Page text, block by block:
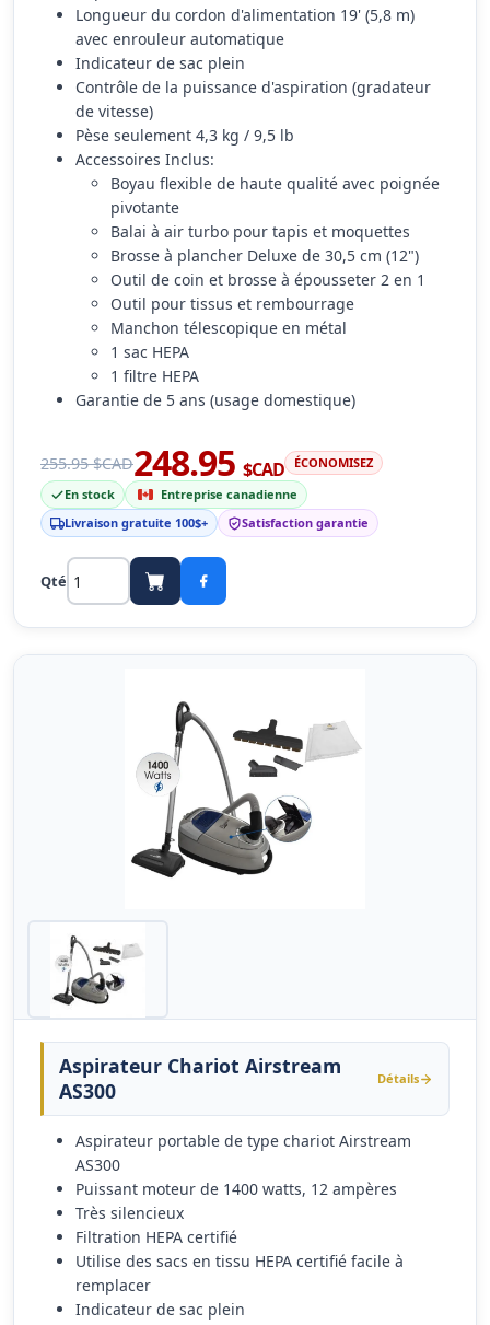
Longueur du cordon d'alimentation 19' (5,8 m)
avec enrouleur automatique
Indicateur de sac plein
Contrôle de la puissance d'aspiration (gradateur
de vitesse)
Pèse seulement 4,3 kg / 9,5 lb
Accessoires Inclus:
Boyau flexible de haute qualité avec poignée
pivotante
Balai à air turbo pour tapis et moquettes
Brosse à plancher Deluxe de 30,5 cm (12")
Outil de coin et brosse à épousseter 2 en 1
Outil pour tissus et rembourrage
Manchon télescopique en métal
1 sac HEPA
1 filtre HEPA
Garantie de 5 ans (usage domestique)
255.95 $CAD248.95$CAD
ÉCONOMISEZ
En stock
Entreprise canadienne
Livraison gratuite 100$+
Satisfaction garantie
Qté
Aspirateur Chariot Airstream
AS300
Détails
Aspirateur portable de type chariot Airstream
AS300
Puissant moteur de 1400 watts, 12 ampères
Très silencieux
Filtration HEPA certifié
Utilise des sacs en tissu HEPA certifié facile à
remplacer
Indicateur de sac plein